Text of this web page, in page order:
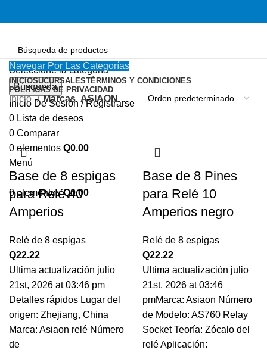
Seleccione la categoría
Búsqueda
Inicio De Sesión / Registrarse
0 Lista de deseos
0 Comparar
0 elementos Q0.00
Menú
0elementos Q0.00
Navegar Por Las Categorías
INICIOSUCURSALESTÉRMINOS Y CONDICIONES
POLÍTICAS DE PRIVACIDAD
Inicio Marcas ASIAON
Base de 8 espigas
para Relé 40
Amperios
Relé de 8 espigas
Q22.22
Ultima actualización julio
21st, 2026 at 03:46 pm
Detalles rápidos Lugar del
origen: Zhejiang, China
Marca: Asiaon relé Número
de
Base de 8 Pines
para Relé 10
Amperios negro
Relé de 8 espigas
Q22.22
Ultima actualización julio
21st, 2026 at 03:46
pmMarca: Asiaon Número
de Modelo: AS760 Relay
Socket Teoría: Zócalo del
relé Aplicación: